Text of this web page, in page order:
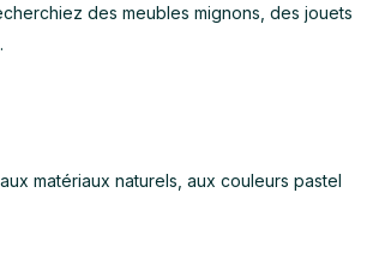
des meubles mignons, des jouets
matériaux naturels, aux couleurs pastel